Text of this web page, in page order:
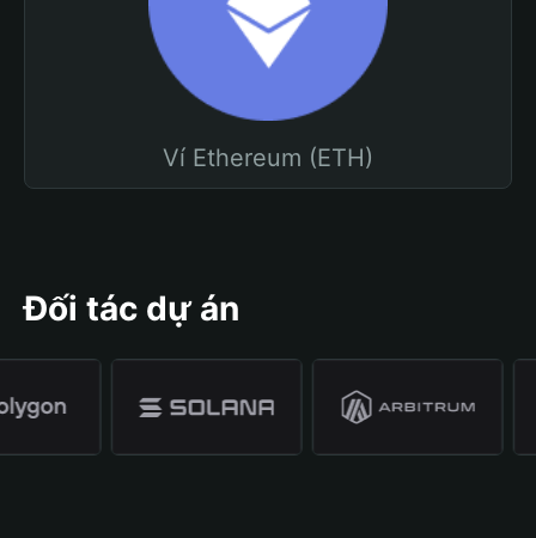
Ví Ethereum (ETH)
Đối tác dự án